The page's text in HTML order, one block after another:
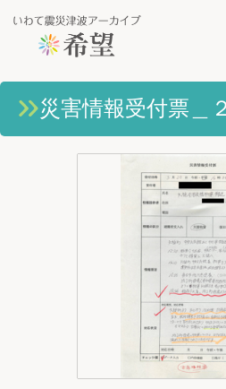
いわて震災津波アーカイブとは
ピックアップコンテンツ
地図から探す
災害情報受付票＿